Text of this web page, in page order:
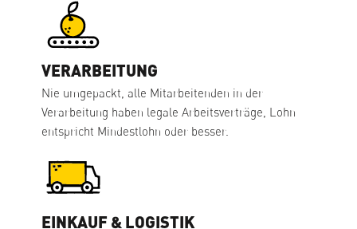
VERARBEITUNG
Nie umgepackt, alle Mitarbeitenden in der
Verarbeitung haben legale Arbeitsverträge, Lohn
entspricht Mindestlohn oder besser.
EINKAUF & LOGISTIK